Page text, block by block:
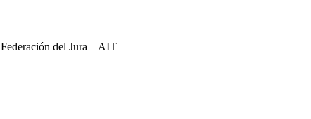
Federación del Jura – AIT